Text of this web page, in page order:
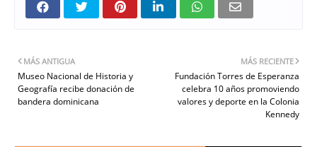
MÁS RECIENTE
Fundación Torres de Esperanza
celebra 10 años promoviendo
valores y deporte en la Colonia
Kennedy
MÁS ANTIGUA
Museo Nacional de Historia y
Geografía recibe donación de
bandera dominicana